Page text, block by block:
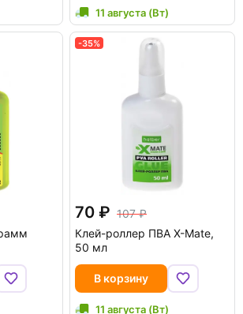
11 августа (Вт)
-35%
70
107
Клей-роллер ПВА X-Mate,
50 мл
В корзину
11 августа (Вт)